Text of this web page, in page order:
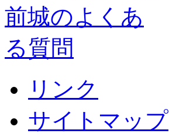
リンク
サイトマップ